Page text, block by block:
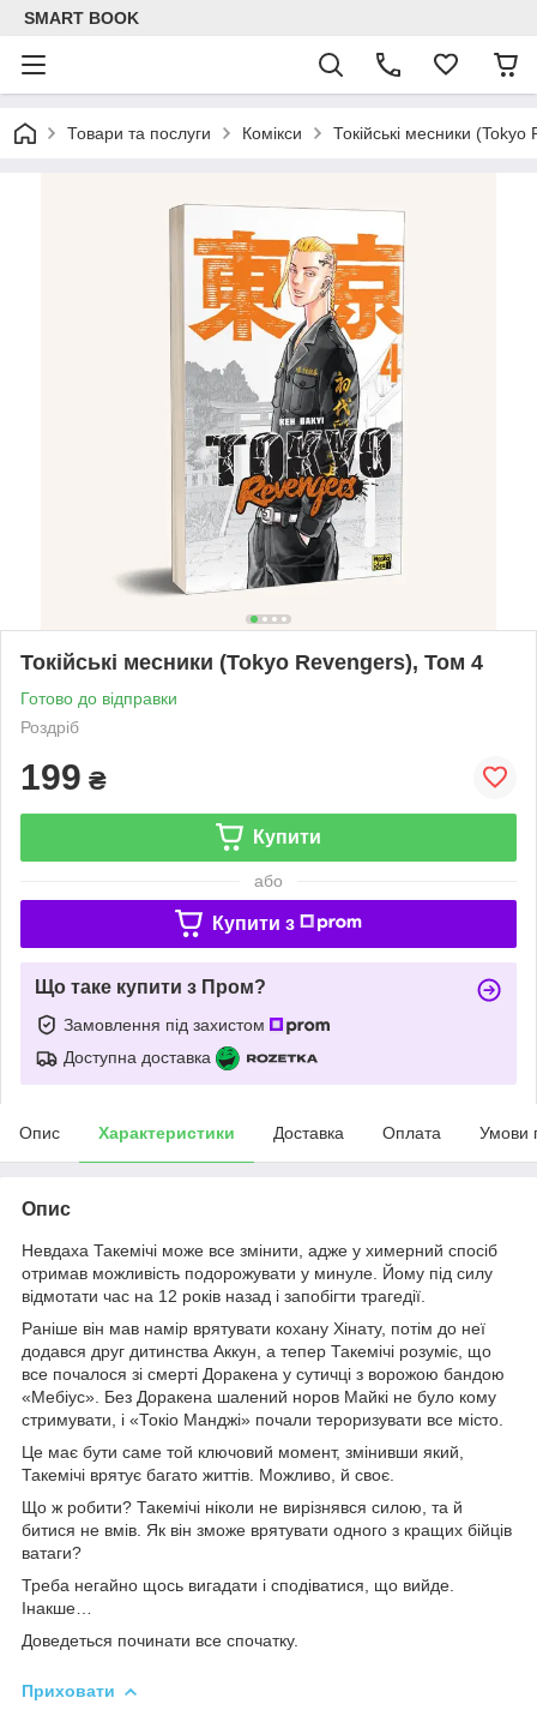
SMART BOOK
Товари та послуги Комікси Токійські месники
Токійські месники (Tokyo Revengers), Том 4
Готово до відправки
Роздріб
199 ₴
Купити
або
Купити з
Що таке купити з Пром?
Замовлення під захистом
Доступна доставка
Опис Характеристики Доставка Оплата Умови
Опис
Невдаха Такемічі може все змінити, адже у химерний спосіб
отримав можливість подорожувати у минуле. Йому під силу
відмотати час на 12 років назад і запобігти трагедії.
Раніше він мав намір врятувати кохану Хінату, потім до неї
додався друг дитинства Аккун, а тепер Такемічі розуміє, що
все почалося зі смерті Доракена у сутичці з ворожою бандою
«Мебіус». Без Доракена шалений норов Майкі не було кому
стримувати, і «Токіо Манджі» почали тероризувати все місто.
Це має бути саме той ключовий момент, змінивши який,
Такемічі врятує багато життів. Можливо, й своє.
Що ж робити? Такемічі ніколи не вирізнявся силою, та й
битися не вмів. Як він зможе врятувати одного з кращих бійців
ватаги?
Треба негайно щось вигадати і сподіватися, що вийде.
Інакше…
Доведеться починати все спочатку.
Приховати